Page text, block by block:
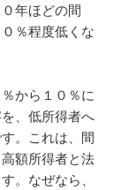
年ほどの間
％程度低くな
から１０％に
、低所得者へ
。これは、間
額所得者と法
。なぜなら、